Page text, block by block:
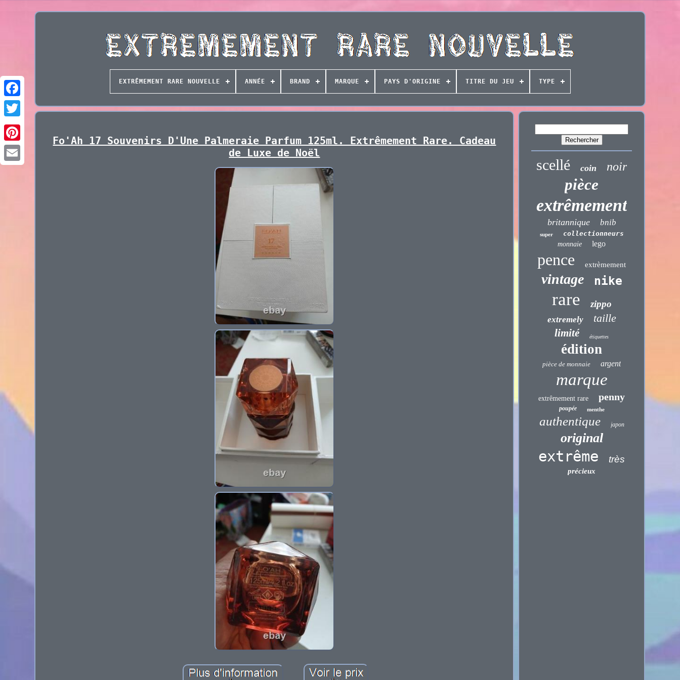
EXTRÊMEMENT RARE NOUVELLE ANNÉE BRAND MARQUE PAYS D'ORIGINE TITRE DU JEU TYPE
Fo'Ah 17 Souvenirs D'Une Palmeraie Parfum 125ml. Extrêmement Rare. Cadeau
de Luxe de Noël
scellé coin noir
pièce
extrêmement
britannique bnib
super
collectionneurs
monnaie
lego
pence extrèmement
vintage nike
rare zippo
extremely taille
limité étiquettes
édition
pièce de monnaie argent
marque
extrêmement rare penny
poupée menthe
authentique japon
original
extrême très
précieux